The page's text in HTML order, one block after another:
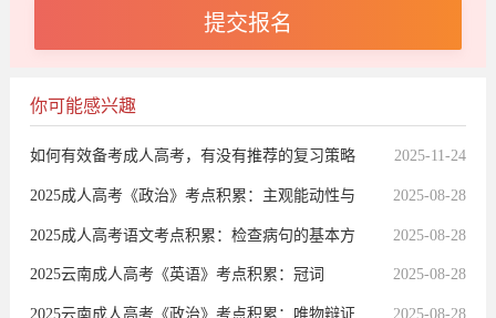
你可能感兴趣
如何有效备考成人高考，有没有推荐的复习策略
或资料？
2025-11-24
2025成人高考《政治》考点积累：主观能动性与
客观规律性的统一
2025-08-28
2025成人高考语文考点积累：检查病句的基本方
法
2025-08-28
2025云南成人高考《英语》考点积累：冠词 2025-08-28
2025云南成人高考《政治》考点积累：唯物辩证 2025-08-28